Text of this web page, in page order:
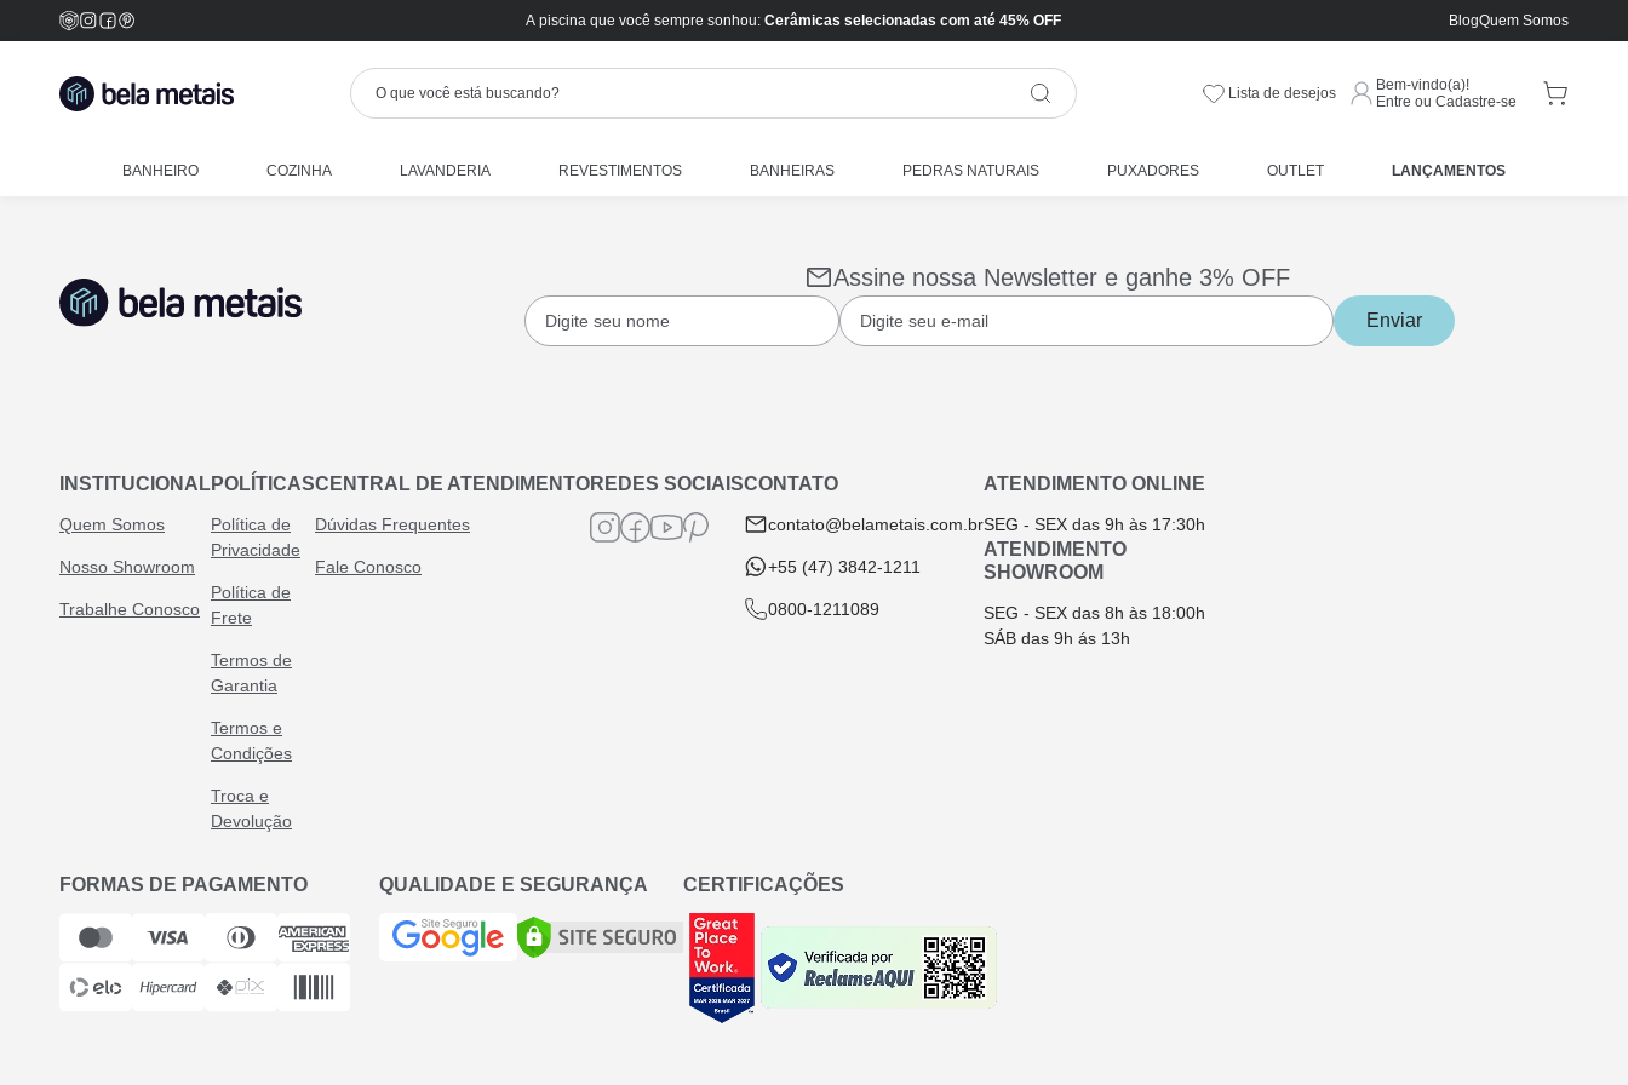
A piscina que você sempre sonhou: Cerâmicas selecionadas com até 45% OFF BlogQuem Somos
Lista de desejos
Bem-vindo(a)!
Entre ou Cadastre-se
BANHEIRO COZINHA LAVANDERIA REVESTIMENTOS BANHEIRAS PEDRAS NATURAIS PUXADORES OUTLET LANÇAMENTOS
Assine nossa Newsletter e ganhe 3% OFF
Enviar
INSTITUCIONAL
Quem Somos
Nosso Showroom
Trabalhe Conosco
POLÍTICAS
Política de
Privacidade
Política de
Frete
Termos de
Garantia
Termos e
Condições
Troca e
Devolução
CENTRAL DE ATENDIMENTO
Dúvidas Frequentes
Fale Conosco
REDES SOCIAISCONTATO
contato@belametais.com.br
+55 (47) 3842-1211
0800-1211089
ATENDIMENTO ONLINE
SEG - SEX das 9h às 17:30h
ATENDIMENTO
SHOWROOM
SEG - SEX das 8h às 18:00h
SÁB das 9h ás 13h
FORMAS DE PAGAMENTO QUALIDADE E SEGURANÇA CERTIFICAÇÕES